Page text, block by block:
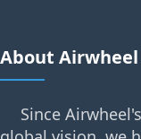
About Airwheel
Since